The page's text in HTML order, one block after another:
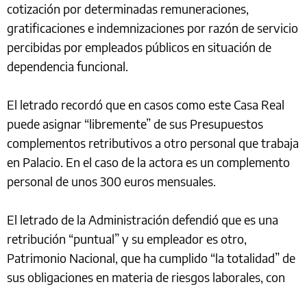
cotización por determinadas remuneraciones,
gratificaciones e indemnizaciones por razón de servicio
percibidas por empleados públicos en situación de
dependencia funcional.
El letrado recordó que en casos como este Casa Real
puede asignar “libremente” de sus Presupuestos
complementos retributivos a otro personal que trabaja
en Palacio. En el caso de la actora es un complemento
personal de unos 300 euros mensuales.
El letrado de la Administración defendió que es una
retribución “puntual” y su empleador es otro,
Patrimonio Nacional, que ha cumplido “la totalidad” de
sus obligaciones en materia de riesgos laborales, con